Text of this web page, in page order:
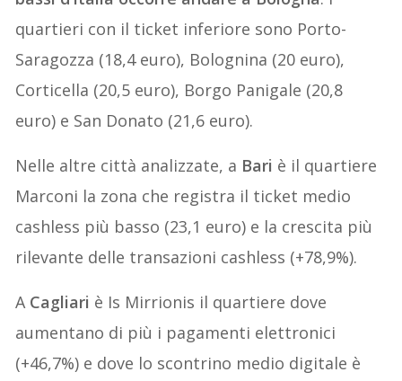
quartieri con il ticket inferiore sono Porto-
Saragozza (18,4 euro), Bolognina (20 euro),
Corticella (20,5 euro), Borgo Panigale (20,8
euro) e San Donato (21,6 euro).
Nelle altre città analizzate, a Bari è il quartiere
Marconi la zona che registra il ticket medio
cashless più basso (23,1 euro) e la crescita più
rilevante delle transazioni cashless (+78,9%).
A Cagliari è Is Mirrionis il quartiere dove
aumentano di più i pagamenti elettronici
(+46,7%) e dove lo scontrino medio digitale è